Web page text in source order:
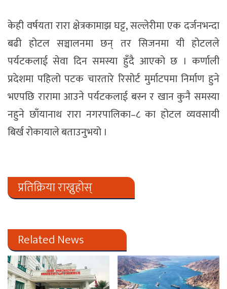
केही वर्षयता रारा क्षेत्रकामाझ घट्ट, सल्लेरीमा एक दर्जनभन्दा
बढी होटल सञ्चालनमा छन् तर सिजनमा यी होटलले
पर्यटकलाई सेवा दिन समस्या हुँदै आएको छ । कर्णाली
प्रदेशमा पहिलो पटक चारतारे रिसोर्ट मुर्माटपमा निर्माण हुने
भएपछि रारामा आउने पर्यटकलाई बस्न र खान कुनै समस्या
नहुने छाँयानाथ रारा नगरपालिका–८ का होटल व्यवसायी
बिर्ख रोकायाले बताउनुभयो ।
प्रतिक्रिया राख्नुहोस्
Related News